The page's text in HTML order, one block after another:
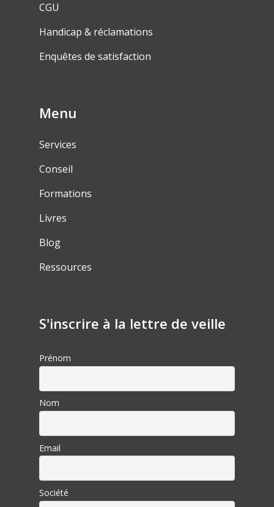
CGU
Handicap & réclamations
Enquêtes de satisfaction
Menu
Services
Conseil
Formations
Livres
Blog
Ressources
S'inscrire à la lettre de veille
Prénom
Nom
Email
Société